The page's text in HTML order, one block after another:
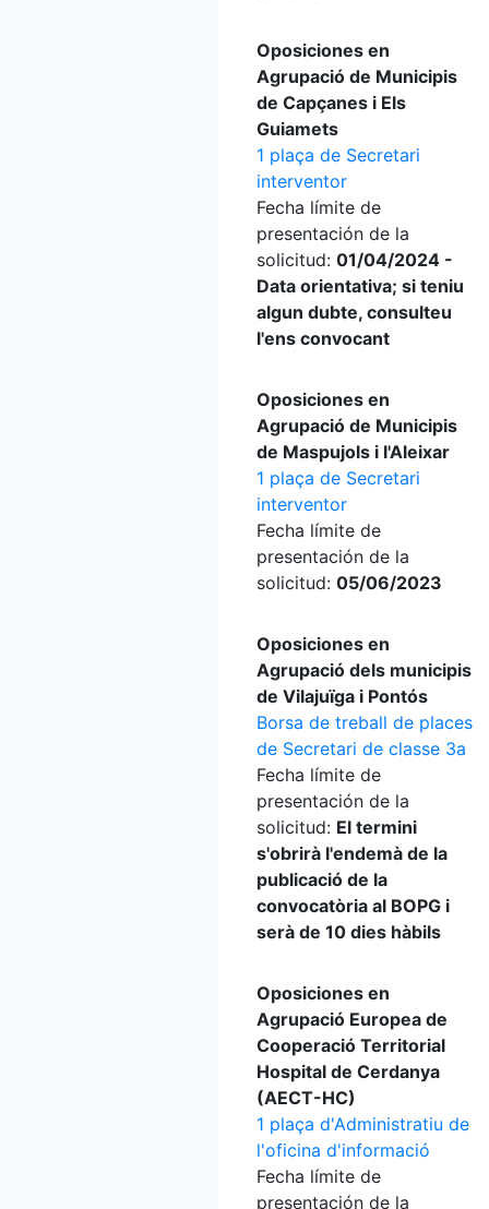
Oposiciones en
Agrupació de Municipis
de Capçanes i Els
Guiamets
1 plaça de Secretari
interventor
Fecha límite de
presentación de la
solicitud: 01/04/2024 -
Data orientativa; si teniu
algun dubte, consulteu
l'ens convocant
Oposiciones en
Agrupació de Municipis
de Maspujols i l'Aleixar
1 plaça de Secretari
interventor
Fecha límite de
presentación de la
solicitud: 05/06/2023
Oposiciones en
Agrupació dels municipis
de Vilajuïga i Pontós
Borsa de treball de places
de Secretari de classe 3a
Fecha límite de
presentación de la
solicitud: El termini
s'obrirà l'endemà de la
publicació de la
convocatòria al BOPG i
serà de 10 dies hàbils
Oposiciones en
Agrupació Europea de
Cooperació Territorial
Hospital de Cerdanya
(AECT-HC)
1 plaça d'Administratiu de
l'oficina d'informació
Fecha límite de
presentación de la